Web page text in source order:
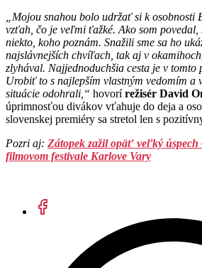
„Mojou snahou bolo udržať si k osobnosti
vzťah, čo je veľmi ťažké. Ako som povedal,
niekto, koho poznám. Snažili sme sa ho
najslávnejších chvíľach, tak aj v
zlyhával. Najjednoduchšia cesta je v
Urobiť to s najlepším vlastným vedomím a
situácie odohrali,“ hovorírežisér David
úprimnosťou divákov vťahuje do deja a
slovenskej premiéry sa stretol len s
Pozri aj: Zátopek zažil opäť veľký
filmovom festivale Karlove Vary